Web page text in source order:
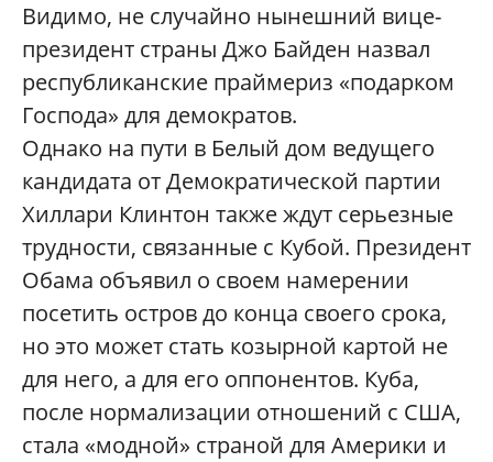
Видимо, не случайно нынешний вице-
президент страны Джо Байден назвал
республиканские праймериз «подарком
Господа» для демократов.
Однако на пути в Белый дом ведущего
кандидата от Демократической партии
Хиллари Клинтон также ждут серьезные
трудности, связанные с Кубой. Президент
Обама объявил о своем намерении
посетить остров до конца своего срока,
но это может стать козырной картой не
для него, а для его оппонентов. Куба,
после нормализации отношений с США,
стала «модной» страной для Америки и